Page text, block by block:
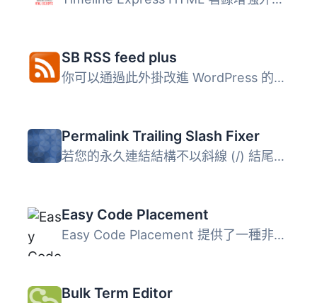
SB RSS feed plus
你可以通過此外掛改進 WordPress 的預設 RSS feed，以包含以...
Permalink Trailing Slash Fixer
若您的永久連結結構不以斜線 (/) 結尾，您所有的連結會長得像...
Easy Code Placement
Easy Code Placement 提供了一種非常簡單的方式，讓你可以輕...
Bulk Term Editor